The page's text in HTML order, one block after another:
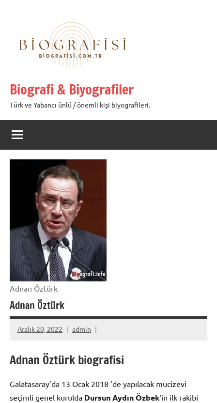
Biografi & Biyografiler
Türk ve Yabancı ünlü / önemli kişi biyografileri.
Adnan Öztürk
Adnan Öztürk
Aralık 20, 2022 admin
Adnan Öztürk biografisi
Galatasaray’da 13 Ocak 2018 ’de yapılacak mucizevi
seçimli genel kurulda Dursun Aydın Özbek‘in ilk rakibi